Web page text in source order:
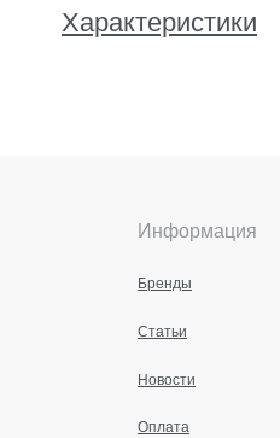
Характеристики
Информация
Бренды
Статьи
Новости
Оплата